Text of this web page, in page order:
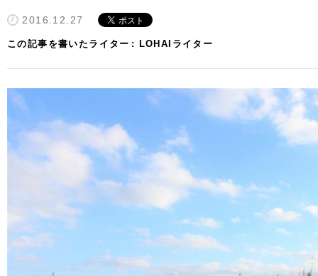
2016.12.27
この記事を書いたライター LOHAIライター